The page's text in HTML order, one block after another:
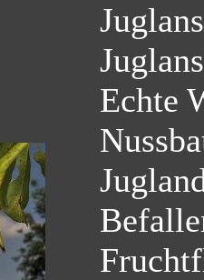
Echte